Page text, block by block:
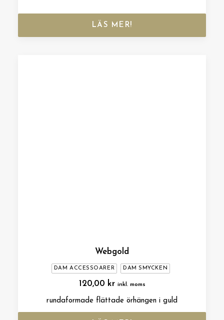
LÄS MER!
Webgold
DAM ACCESSOARER DAM SMYCKEN
120,00 kr inkl. moms
rundaformade flättade örhängen i guld